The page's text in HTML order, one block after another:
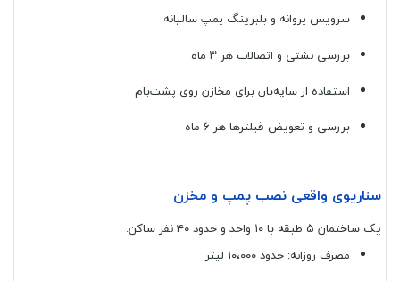
سرویس پروانه و بلبرینگ پمپ سالیانه
بررسی نشتی و اتصالات هر ۳ ماه
استفاده از سایه‌بان برای مخازن روی پشت‌بام
بررسی و تعویض فیلترها هر ۶ ماه
سناریوی واقعی نصب پمپ و مخزن
یک ساختمان ۵ طبقه با ۱۰ واحد و حدود ۴۰ نفر ساکن:
مصرف روزانه: حدود ۱۰،۰۰۰ لیتر